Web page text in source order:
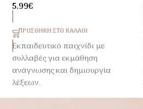
Παιδιά 4+ Ετών
5.99€
ΠΡΟΣΘΉΚΗ ΣΤΟ ΚΑΛΆΘΙ
Εκπαιδευτικό παιχνίδι με
συλλαβές για εκμάθηση
ανάγνωσης και δημιουργία
λέξεων.
✨ Με αυτοδιορθωτικά